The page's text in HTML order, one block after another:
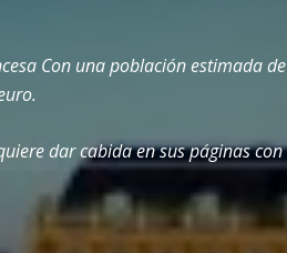
Con una población estimada de
dar cabida en sus páginas con